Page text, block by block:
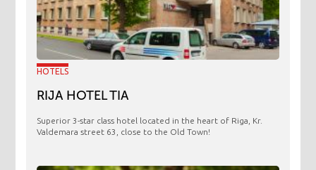
HOTELS
RIJA HOTEL TIA
Superior 3-star class hotel located in the heart of Riga, Kr.
Valdemara street 63, close to the Old Town!